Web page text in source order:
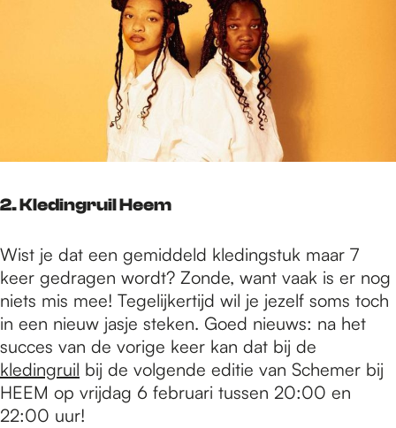
2. Kledingruil Heem
Wist je dat een gemiddeld kledingstuk maar 7
keer gedragen wordt? Zonde, want vaak is er nog
niets mis mee! Tegelijkertijd wil je jezelf soms toch
in een nieuw jasje steken. Goed nieuws: na het
succes van de vorige keer kan dat bij de
kledingruil bij de volgende editie van Schemer bij
HEEM op vrijdag 6 februari tussen 20:00 en
22:00 uur!